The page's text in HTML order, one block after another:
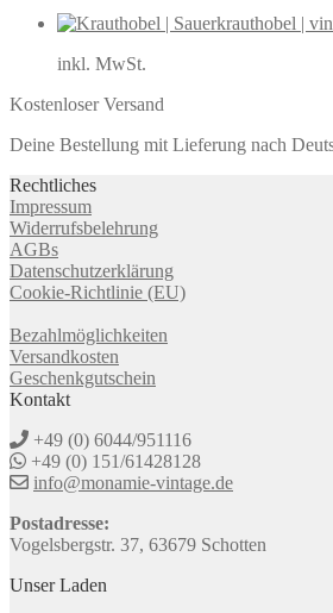
inkl. MwSt.
Kostenloser Versand
Deine Bestellung mit Lieferung nach
Rechtliches
Impressum
Widerrufsbelehrung
AGBs
Datenschutzerklärung
Cookie-Richtlinie (EU)
Bezahlmöglichkeiten
Versandkosten
Geschenkgutschein
Kontakt
+49 (0) 6044/951116
+49 (0) 151/61428128
info@monamie-vintage.de
Postadresse:
Vogelsbergstr. 37, 63679 Schotten
Unser Laden